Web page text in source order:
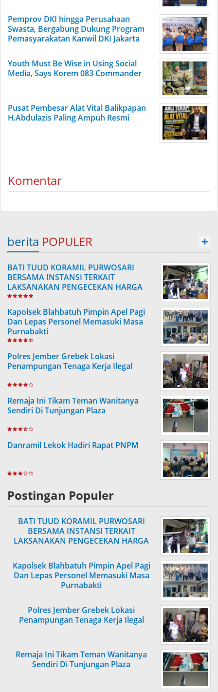
Pemprov DKI hingga Perusahaan
Swasta, Bergabung Dukung Program
Pemasyarakatan Kanwil DKI Jakarta
Youth Must Be Wise in Using Social
Media, Says Korem 083 Commander
Pusat Pembesar Alat Vital Balikpapan
H.Abdulazis Paling Ampuh Resmi
Komentar
berita POPULER +
BATI TUUD KORAMIL PURWOSARI
BERSAMA INSTANSI TERKAIT
LAKSANAKAN PENGECEKAN HARGA
SEMBAKO
Kapolsek Blahbatuh Pimpin Apel Pagi
Dan Lepas Personel Memasuki Masa
Purnabakti
Polres Jember Grebek Lokasi
Penampungan Tenaga Kerja Ilegal
Remaja Ini Tikam Teman Wanitanya
Sendiri Di Tunjungan Plaza
Danramil Lekok Hadiri Rapat PNPM
Postingan Populer
BATI TUUD KORAMIL PURWOSARI
BERSAMA INSTANSI TERKAIT
LAKSANAKAN PENGECEKAN HARGA
Kapolsek Blahbatuh Pimpin Apel Pagi
Dan Lepas Personel Memasuki Masa
Purnabakti
Polres Jember Grebek Lokasi
Penampungan Tenaga Kerja Ilegal
Remaja Ini Tikam Teman Wanitanya
Sendiri Di Tunjungan Plaza